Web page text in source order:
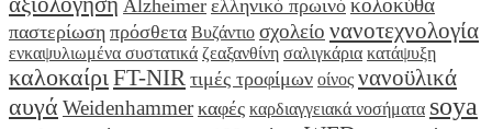
Alzheimer ελληνικό πρωινό κολοκύθα
παστερίωση πρόσθετα Βυζάντιο σχολείο νανοτεχνολογία
ενκαψυλιωμένα συστατικά ζεαξανθίνη σαλιγκάρια κατάψυξη
καλοκαίριFT-NIR τιμές τροφίμων οίνος νανοϋλικά
αυγά Weidenhammer καφές καρδιαγγειακά νοσήματα soya